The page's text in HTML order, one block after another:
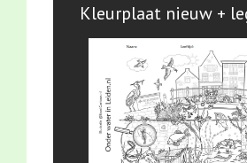
Kleurplaat nieuw +